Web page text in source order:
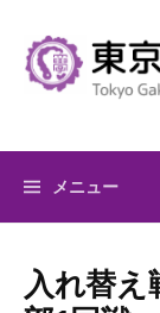
キ
メニュー
入れ替え